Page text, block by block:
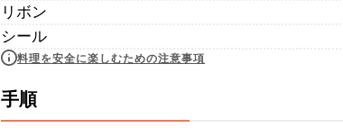
リボン
シール
料理を安全に楽しむための注意事項
手順